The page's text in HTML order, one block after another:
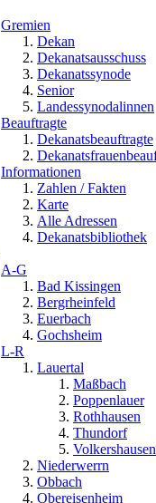
Gremien
Dekan
Dekanatsausschuss
Dekanatssynode
Senior
Landessynodalinnen
Beauftragte
Dekanatsbeauftragte
Informationen
Zahlen / Fakten
Karte
Alle Adressen
Dekanatsbibliothek
A-G
Bad Kissingen
Bergrheinfeld
Euerbach
Gochsheim
L-R
Lauertal
Maßbach
Poppenlauer
Rothhausen
Thundorf
Volkershausen
Niederwerrn
Obbach
Obereisenheim